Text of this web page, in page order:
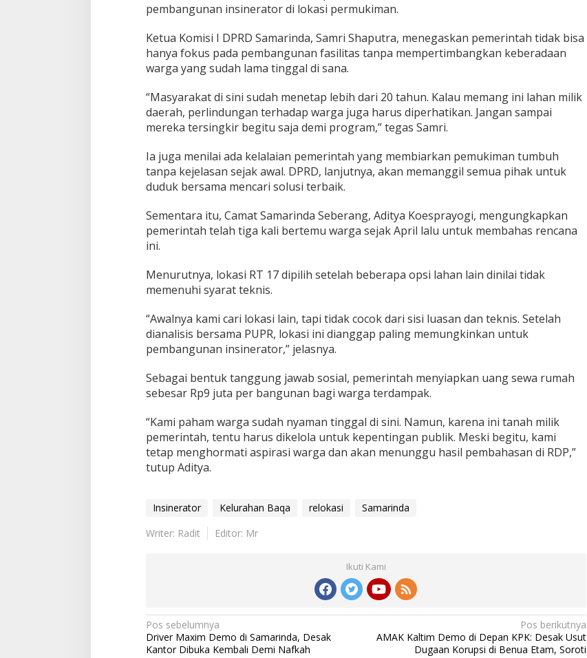
pembangunan insinerator di lokasi permukiman.
Ketua Komisi I DPRD Samarinda, Samri Shaputra, menegaskan pemerintah tidak bisa
hanya fokus pada pembangunan fasilitas tanpa mempertimbangkan keberadaan
warga yang sudah lama tinggal di sana.
“Masyarakat di sini sudah menetap lebih dari 20 tahun. Kalau memang ini lahan milik
daerah, perlindungan terhadap warga juga harus diperhatikan. Jangan sampai
mereka tersingkir begitu saja demi program,” tegas Samri.
Ia juga menilai ada kelalaian pemerintah yang membiarkan pemukiman tumbuh
tanpa kejelasan sejak awal. DPRD, lanjutnya, akan memanggil semua pihak untuk
duduk bersama mencari solusi terbaik.
Sementara itu, Camat Samarinda Seberang, Aditya Koesprayogi, mengungkapkan
pemerintah telah tiga kali bertemu warga sejak April lalu untuk membahas rencana
ini.
Menurutnya, lokasi RT 17 dipilih setelah beberapa opsi lahan lain dinilai tidak
memenuhi syarat teknis.
“Awalnya kami cari lokasi lain, tapi tidak cocok dari sisi luasan dan teknis. Setelah
dianalisis bersama PUPR, lokasi ini dianggap paling memungkinkan untuk
pembangunan insinerator,” jelasnya.
Sebagai bentuk tanggung jawab sosial, pemerintah menyiapkan uang sewa rumah
sebesar Rp9 juta per bangunan bagi warga terdampak.
“Kami paham warga sudah nyaman tinggal di sini. Namun, karena ini tanah milik
pemerintah, tentu harus dikelola untuk kepentingan publik. Meski begitu, kami
tetap menghormati aspirasi warga dan akan menunggu hasil pembahasan di RDP,”
tutup Aditya.
Insinerator Kelurahan Baqa relokasi
Samarinda
Writer: Radit
Editor: Mr
Ikuti Kami
Navigasi
pos
Pos sebelumnya
Driver Maxim Demo di Samarinda, Desak
Kantor Dibuka Kembali Demi Nafkah
Pos berikutnya
AMAK Kaltim Demo di Depan KPK: Desak Usut
Dugaan Korupsi di Benua Etam, Soroti